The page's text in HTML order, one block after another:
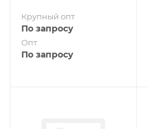
Крупный опт
По запросу
Опт
По запросу